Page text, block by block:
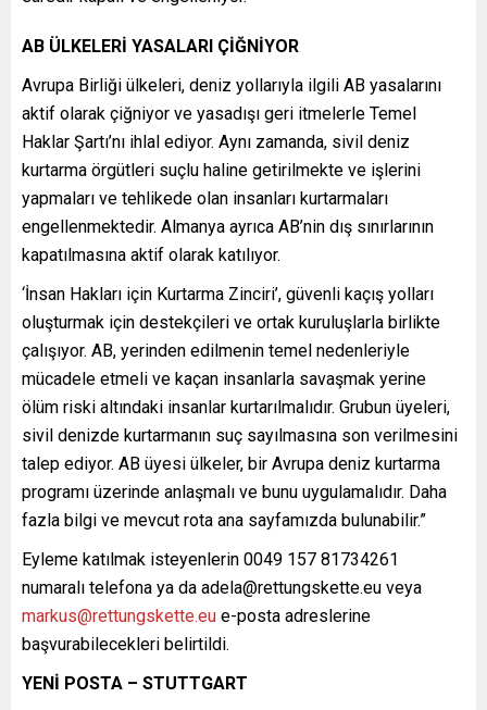
AB ÜLKELERİ YASALARI ÇİĞNİYOR
Avrupa Birliği ülkeleri, deniz yollarıyla ilgili AB yasalarını
aktif olarak çiğniyor ve yasadışı geri itmelerle Temel
Haklar Şartı’nı ihlal ediyor. Aynı zamanda, sivil deniz
kurtarma örgütleri suçlu haline getirilmekte ve işlerini
yapmaları ve tehlikede olan insanları kurtarmaları
engellenmektedir. Almanya ayrıca AB’nin dış sınırlarının
kapatılmasına aktif olarak katılıyor.
‘İnsan Hakları için Kurtarma Zinciri’, güvenli kaçış yolları
oluşturmak için destekçileri ve ortak kuruluşlarla birlikte
çalışıyor. AB, yerinden edilmenin temel nedenleriyle
mücadele etmeli ve kaçan insanlarla savaşmak yerine
ölüm riski altındaki insanlar kurtarılmalıdır. Grubun üyeleri,
sivil denizde kurtarmanın suç sayılmasına son verilmesini
talep ediyor. AB üyesi ülkeler, bir Avrupa deniz kurtarma
programı üzerinde anlaşmalı ve bunu uygulamalıdır. Daha
fazla bilgi ve mevcut rota ana sayfamızda bulunabilir.”
Eyleme katılmak isteyenlerin 0049 157 81734261
numaralı telefona ya da adela@rettungskette.eu veya
markus@rettungskette.eu e-posta adreslerine
başvurabilecekleri belirtildi.
YENİ POSTA – STUTTGART